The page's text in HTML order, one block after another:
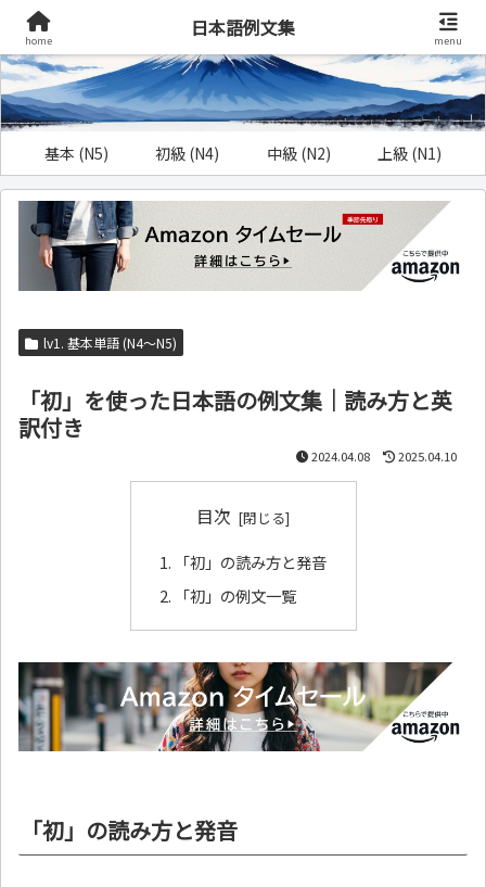
基本 (N5) 初級 (N4) 中級 (N2) 上級 (N1)
lv1. 基本単語 (N4～N5)
「初」を使った日本語の例文集｜読み方と英
訳付き
2024.04.08 2025.04.10
目次
「初」の読み方と発音
「初」の例文一覧
「初」の読み方と発音
home
日本語例文集
menu